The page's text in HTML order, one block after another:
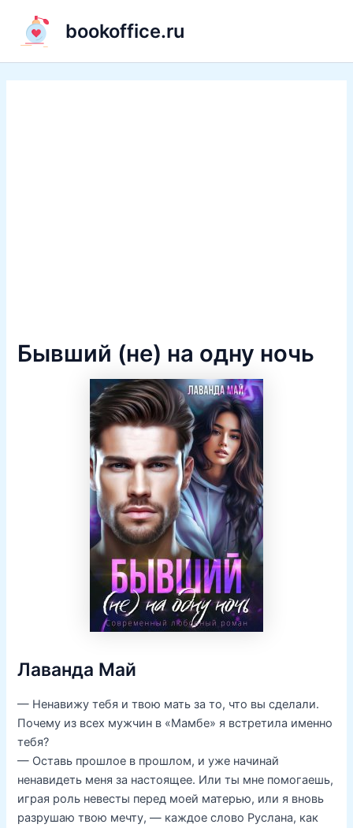
содержимому
bookoffice.ru
Бывший (не) на одну ночь
Лаванда Май
— Ненавижу тебя и твою мать за то, что вы сделали.
Почему из всех мужчин в «Мамбе» я встретила именно
тебя?
— Оставь прошлое в прошлом, и уже начинай
ненавидеть меня за настоящее. Или ты мне помогаешь,
играя роль невесты перед моей матерью, или я вновь
разрушаю твою мечту, — каждое слово Руслана, как